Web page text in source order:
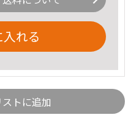
れる
トに追加